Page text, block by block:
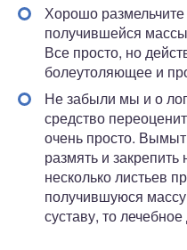
Хорошо
получившейся
Все просто, но
болеутоляющее и
Не забыли мы и о
средство
очень просто.
размять и
несколько листьев
получившуюся
суставу, то